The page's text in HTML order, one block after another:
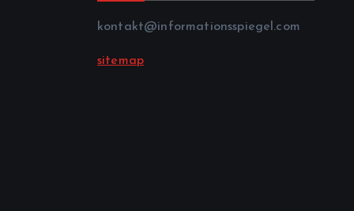
kontakt@informationsspiegel.com
sitemap